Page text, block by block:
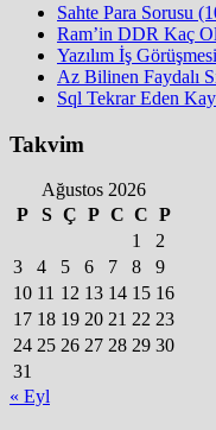
Sahte Para Sorusu
Ram’in DDR Kaç
Yazılım İş
Az Bilinen Faydalı
Sql Tekrar Eden
Takvim
Ağustos 2026
P
S Ç P C C P
1
2
3
4 5 6 7 8
9
10 11 12 13 14 15 16
17 18 19 20 21 22 23
24 25 26 27 28 29 30
31
« Eyl